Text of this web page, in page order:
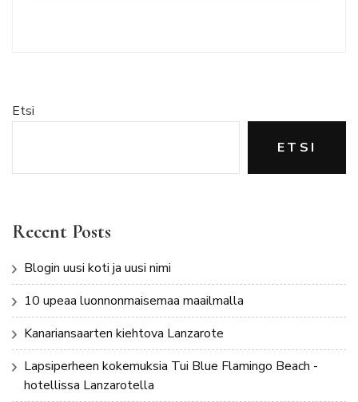
Etsi
ETSI
Recent Posts
Blogin uusi koti ja uusi nimi
10 upeaa luonnonmaisemaa maailmalla
Kanariansaarten kiehtova Lanzarote
Lapsiperheen kokemuksia Tui Blue Flamingo Beach -
hotellissa Lanzarotella